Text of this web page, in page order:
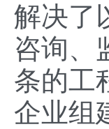
解决了
咨询、
条的工
企业组